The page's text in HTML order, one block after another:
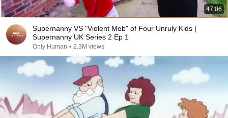
47:06
Supernanny VS "Violent Mob" of Four Unruly Kids |
Supernanny UK Series 2 Ep 1
Only Human • 2.3M views